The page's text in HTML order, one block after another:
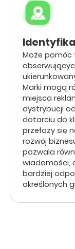
Może pomóc
Marki mogą
miejsca
dystrybucji
dotarciu do
przełoży się
rozwój
pozwala
wiadomości,
bardziej
określonych